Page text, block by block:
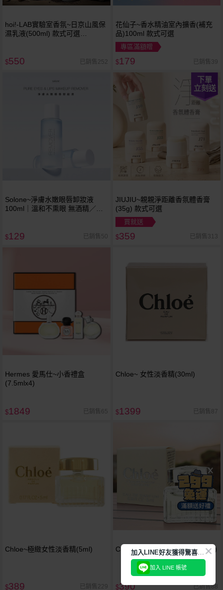
hoi!-LAB實驗室香氛~日京山風保
濕乳液(500ml) 款式可選
$550 已銷售252
花仙子~香水精油室內擴香(補充
品)100ml 款式可選
專區滿額贈
$179 已銷售39
Solone~淨膚水嫩眼唇卸妝液
100ml｜溫和不熏眼 無酒精／香
$129 已銷售50
下單
立刻送
JIUJIU~親親淨距離香氛體香膏
(35g) 款式可選
買就送
$359 已銷售313
Hermes 愛馬仕~小香禮盒
(7.5mlx4)
$1849 已銷售65
Chloe~ 女性淡香精(30ml)
$1399 已銷售87
Chloe~極緻女性淡香精(5ml)
$389 已銷售229
Chloe~光蘊玫瑰女性淡香精(5ml)
$390 已銷售88
加
入LINE好友獲得驚喜折扣!
加入 LINE 帳號